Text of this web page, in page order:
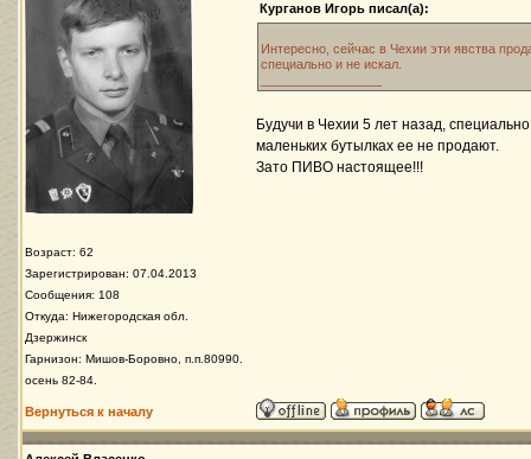
Возраст: 62
Зарегистрирован: 07.04.2013
Сообщения: 108
Откуда: Нижегородская обл.
Дзержинск
Гарнизон: Мишов-Боровно, п.п.80990.
осень 82-84.
Курганов Игорь писал(а):
Интересно, сейчас в Чехии эти явства
специально и не искал.
Будучи в Чехии 5 лет назад,
маленьких бутылках ее не продают.
Зато ПИВО настоящее!!!
Вернуться к началу